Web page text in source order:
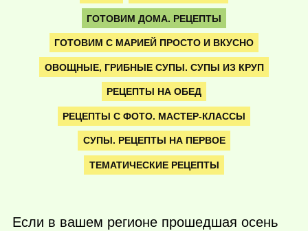
ГОТОВИМ ДОМА. РЕЦЕПТЫ
ГОТОВИМ С МАРИЕЙ ПРОСТО И ВКУСНО
ОВОЩНЫЕ, ГРИБНЫЕ СУПЫ. СУПЫ ИЗ КРУП
РЕЦЕПТЫ НА ОБЕД
РЕЦЕПТЫ С ФОТО. МАСТЕР-КЛАССЫ
СУПЫ. РЕЦЕПТЫ НА ПЕРВОЕ
ТЕМАТИЧЕСКИЕ РЕЦЕПТЫ
Если в вашем регионе прошедшая осень